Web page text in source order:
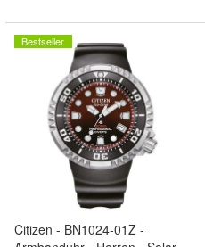
Bestseller
Citizen - BN1024-01Z -